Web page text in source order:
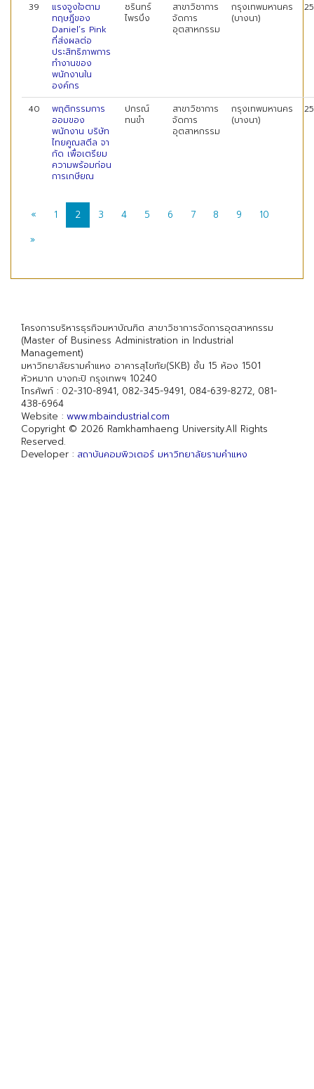
39
แรงจูงใจตาม
ทฤษฎีของ
Daniel’s Pink
ที่ส่งผลต่อ
ประสิทธิภาพการ
ทำงานของ
พนักงานใน
องค์กร
ชรินทร์
ไพรบึง
สาขาวิชาการ
จัดการ
อุตสาหกรรม
กรุงเทพมหานคร
(บางนา)
40
พฤติกรรมการ
ออมของ
พนักงาน บริษัท
ไทยคูณสตีล จา
กัด เพื่อเตรียม
ความพร้อมก่อน
การเกษียณ
ปกรณ์
ทนขำ
สาขาวิชาการ
จัดการ
อุตสาหกรรม
กรุงเทพมหานคร
(บางนา)
« 1 2 3 4 5 6 7 8 9
10
»
โครงการบริหารธุรกิจมหาบัณฑิต สาขาวิชาการจัดการอุตสาหกรรม
(Master of Business Administration in Industrial
Management)
มหาวิทยาลัยรามคำแหง อาคารสุโขทัย(SKB) ชั้น 15 ห้อง 1501
หัวหมาก บางกะปิ กรุงเทพฯ 10240
โทรศัพท์ : 02-310-8941, 082-345-9491, 084-639-8272, 081-
438-6964
Website : www.mbaindustrial.com
Copyright © 2026 Ramkhamhaeng University.All Rights
Reserved.
Developer : สถาบันคอมพิวเตอร์ มหาวิทยาลัยรามคำแหง